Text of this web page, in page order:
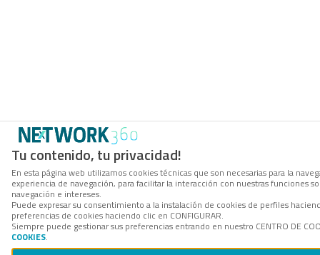
Tu contenido, tu privacidad!
En esta página web utilizamos cookies técnicas que son necesarias para la
experiencia de navegación, para facilitar la interacción con nuestras funciones
navegación e intereses.
Puede expresar su consentimiento a la instalación de cookies de perfiles
preferencias de cookies haciendo clic en CONFIGURAR.
Siempre puede gestionar sus preferencias entrando en nuestro CENTRO DE
COOKIES.